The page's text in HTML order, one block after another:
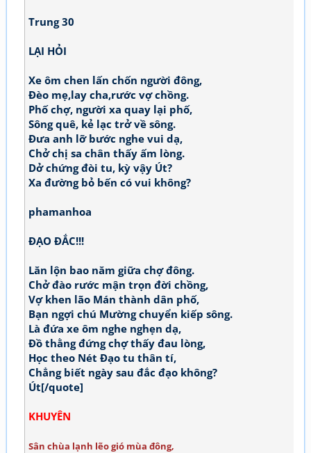
Trung 30
LẠI HỎI
Xe ôm chen lấn chốn người đông,
Đèo mẹ,lay cha,rước vợ chồng.
Phố chợ, người xa quay lại phố,
Sông quê, kẻ lạc trở về sông.
Đưa anh lỡ bước nghe vui dạ,
Chở chị sa chân thấy ấm lòng.
Dở chứng đòi tu, kỳ vậy Út?
Xa đường bỏ bến có vui không?
phamanhoa
ĐẠO ĐẮC!!!
Lăn lộn bao năm giữa chợ đông.
Chở đào rước mận trọn đời chồng,
Vợ khen lão Mán thành dân phố,
Bạn ngợi chú Mường chuyển kiếp sông.
Là đứa xe ôm nghe nghẹn dạ,
Đồ thằng đứng chợ thấy đau lòng,
Học theo Nét Đạo tu thân tí,
Chẳng biết ngày sau đắc đạo không?
Út[/quote]
KHUYÊN
Sân chùa lạnh lẽo gió mùa đông,